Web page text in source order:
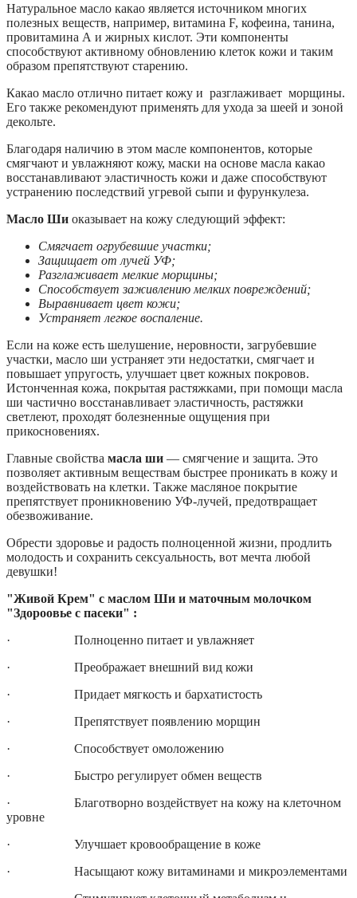
Натуральное масло какао является источником многих
полезных веществ, например, витамина F, кофеина, танина,
провитамина А и жирных кислот. Эти компоненты
способствуют активному обновлению клеток кожи и таким
образом препятствуют старению.
Какао масло отлично питает кожу и разглаживает морщины.
Его также рекомендуют применять для ухода за шеей и зоной
декольте.
Благодаря наличию в этом масле компонентов, которые
смягчают и увлажняют кожу, маски на основе масла какао
восстанавливают эластичность кожи и даже способствуют
устранению последствий угревой сыпи и фурункулеза.
Масло Ши оказывает на кожу следующий эффект:
Смягчает огрубевшие участки;
Защищает от лучей УФ;
Разглаживает мелкие морщины;
Способствует заживлению мелких повреждений;
Выравнивает цвет кожи;
Устраняет легкое воспаление.
Если на коже есть шелушение, неровности, загрубевшие
участки, масло ши устраняет эти недостатки, смягчает и
повышает упругость, улучшает цвет кожных покровов.
Истонченная кожа, покрытая растяжками, при помощи масла
ши частично восстанавливает эластичность, растяжки
светлеют, проходят болезненные ощущения при
прикосновениях.
Главные свойства масла ши — смягчение и защита. Это
позволяет активным веществам быстрее проникать в кожу и
воздействовать на клетки. Также масляное покрытие
препятствует проникновению УФ-лучей, предотвращает
обезвоживание.
Обрести здоровье и радость полноценной жизни, продлить
молодость и сохранить сексуальность, вот мечта любой
девушки!
"Живой Крем" с маслом Ши и маточным молочком
"Здороовье с пасеки" :
· Полноценно питает и увлажняет
· Преображает внешний вид кожи
· Придает мягкость и бархатистость
· Препятствует появлению морщин
· Способствует омоложению
· Быстро регулирует обмен веществ
· Благотворно воздействует на кожу на клеточном
уровне
· Улучшает кровообращение в коже
· Насыщают кожу витаминами и микроэлементами